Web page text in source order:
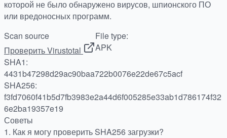
которой не было обнаружено вирусов, шпионского ПО
или вредоносных программ.
Scan source
Проверить Virustotal
File type:
APK
SHA1:
4431b47298d29ac90baa722b0076e22de67c5acf
SHA256:
f3fd7060f41b5d7fb3983e2a44d6f005285e33ab1d786174f32
6e2ba19357e19
Советы
1. Как я могу проверить SHA256 загрузки?